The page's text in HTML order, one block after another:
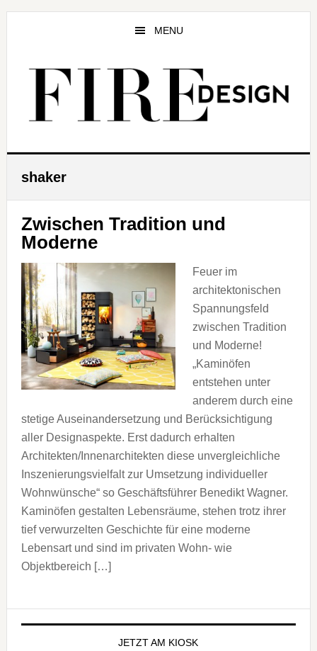
MENU
shaker
Zwischen Tradition und
Moderne
Feuer im
architektonischen
Spannungsfeld
zwischen Tradition
und Moderne!
„Kaminöfen
entstehen unter
anderem durch eine
stetige Auseinandersetzung und Berücksichtigung
aller Designaspekte. Erst dadurch erhalten
Architekten/Innenarchitekten diese unvergleichliche
Inszenierungsvielfalt zur Umsetzung individueller
Wohnwünsche“ so Geschäftsführer Benedikt Wagner.
Kaminöfen gestalten Lebensräume, stehen trotz ihrer
tief verwurzelten Geschichte für eine moderne
Lebensart und sind im privaten Wohn- wie
Objektbereich […]
Seitenspalte
JETZT AM KIOSK